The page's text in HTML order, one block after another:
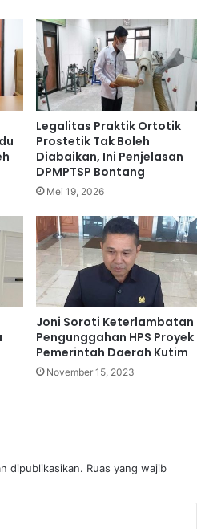
Legalitas Praktik Ortotik
Prostetik Tak Boleh
Diabaikan, Ini Penjelasan
DPMPTSP Bontang
Mei 19, 2026
Joni Soroti Keterlambatan
Pengunggahan HPS Proyek
Pemerintah Daerah Kutim
November 15, 2023
dipublikasikan. Ruas yang wajib